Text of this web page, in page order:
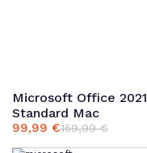
Microsoft Office 2021
Standard Mac
159,99€
Ursprünglicher
Preis
99,99 €
Aktueller
Preis